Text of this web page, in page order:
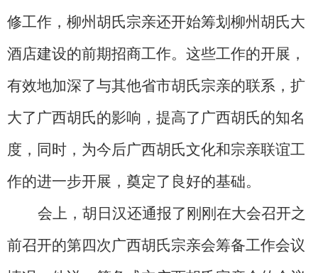
修工作，柳州胡氏宗亲还开始筹划柳州胡氏大
酒店建设的前期招商工作。这些工作的开展，
有效地加深了与其他省市胡氏宗亲的联系，扩
大了广西胡氏的影响，提高了广西胡氏的知名
度，同时，为今后广西胡氏文化和宗亲联谊工
作的进一步开展，奠定了良好的基础。
会上，胡日汉还通报了刚刚在大会召开之
前召开的第四次广西胡氏宗亲会筹备工作会议